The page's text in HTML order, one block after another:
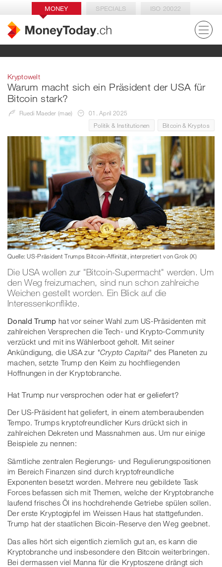
MONEY SPECIALS ISO 20022
Kryptowelt
Warum macht sich ein Präsident der USA für
Bitcoin stark?
Ruedi Maeder (mae)
01. April 2025
Politik & Institutionen
Bitcoin & Kryptos
Quelle: US-Präsident Trumps Bitcoin-Affinität, interpretiert von Grok (X)
Die USA wollen zur "Bitcoin-Supermacht" werden. Um
den Weg freizumachen, sind nun schon zahlreiche
Weichen gestellt worden. Ein Blick auf die
Interessenkonflikte.
Donald Trump hat vor seiner Wahl zum US-Präsidenten mit
zahlreichen Versprechen die Tech- und Krypto-Community
verzückt und mit ins Wählerboot geholt. Mit seiner
Ankündigung, die USA zur "Crypto Capital" des Planeten zu
machen, setzte Trump den Keim zu hochfliegenden
Hoffnungen in der Kryptobranche.
Hat Trump nur versprochen oder hat er geliefert?
Der US-Präsident hat geliefert, in einem atemberaubenden
Tempo. Trumps kryptofreundlicher Kurs drückt sich in
zahlreichen Dekreten und Massnahmen aus. Um nur einige
Beispiele zu nennen:
Sämtliche zentralen Regierungs- und Regulierungspositionen
im Bereich Finanzen sind durch kryptofreundliche
Exponenten besetzt worden. Mehrere neu gebildete Task
Forces befassen sich mit Themen, welche der Kryptobranche
laufend frisches Öl ins hochdrehende Getriebe spülen sollen.
Der erste Kryptogipfel im Weissen Haus hat stattgefunden.
Trump hat der staatlichen Bicoin-Reserve den Weg geebnet.
Das alles hört sich eigentlich ziemlich gut an, es kann die
Kryptobranche und insbesondere den Bitcoin weiterbringen.
Bei dermassen viel Manna für die Kryptoszene drängt sich